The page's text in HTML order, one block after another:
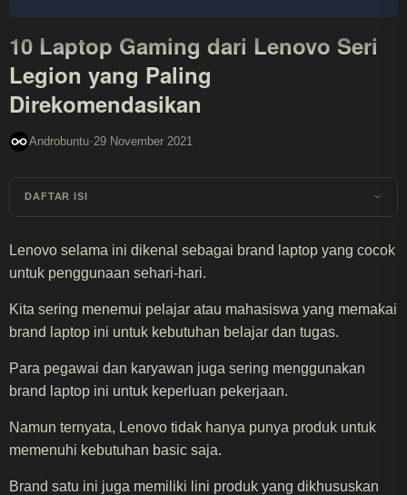
10 Laptop Gaming dari Lenovo Seri
Legion yang Paling
Direkomendasikan
Androbuntu·29 November 2021
DAFTAR ISI
Lenovo selama ini dikenal sebagai brand laptop yang cocok
untuk penggunaan sehari-hari.
Kita sering menemui pelajar atau mahasiswa yang memakai
brand laptop ini untuk kebutuhan belajar dan tugas.
Para pegawai dan karyawan juga sering menggunakan
brand laptop ini untuk keperluan pekerjaan.
Namun ternyata, Lenovo tidak hanya punya produk untuk
memenuhi kebutuhan basic saja.
Brand satu ini juga memiliki lini produk yang dikhususkan